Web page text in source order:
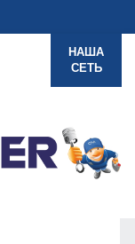
НАША
СЕТЬ